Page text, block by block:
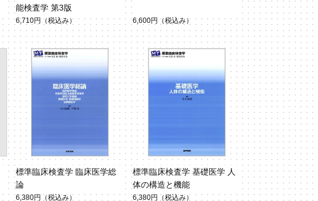
能検査学 第3版
6,710円 （税込み） 6,600円 （税込み）
標準臨床検査学 臨床医学総
論
6,380円 （税込み）
標準臨床検査学 基礎医学 人
体の構造と機能
6,380円 （税込み）